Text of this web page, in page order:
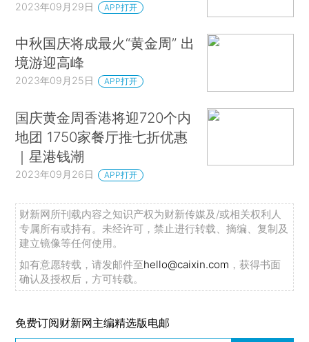
2023年09月29日 APP打开
中秋国庆将成最火“黄金周” 出
境游迎高峰
2023年09月25日 APP打开
国庆黄金周香港将迎720个内
地团 1750家餐厅推七折优惠
｜星港钱潮
2023年09月26日 APP打开
财新网所刊载内容之知识产权为财新传媒及/或相关权利人
专属所有或持有。未经许可，禁止进行转载、摘编、复制及
建立镜像等任何使用。
如有意愿转载，请发邮件至hello@caixin.com ，获得书面
确认及授权后，方可转载。
免费订阅财新网主编精选版电邮